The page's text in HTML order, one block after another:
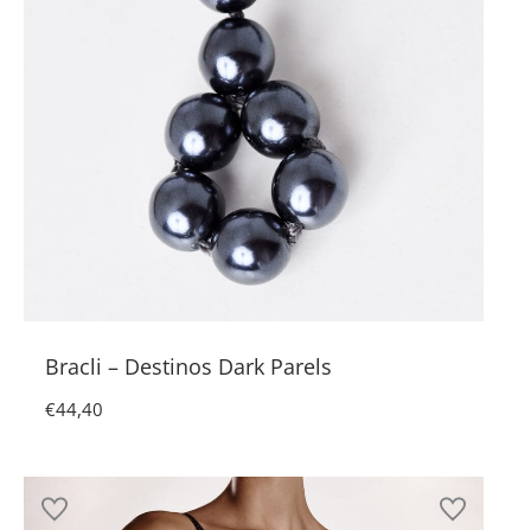
Bracli – Destinos Dark Parels
€44,40